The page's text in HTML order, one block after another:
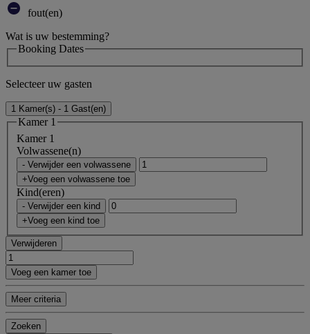
fout(en)
Wat is uw bestemming?
Booking Dates
Selecteer uw gasten
1 Kamer(s) - 1 Gast(en)
Kamer 1
Kamer 1
Volwassene(n)
- Verwijder een volwassene
+Voeg een volwassene toe
Kind(eren)
- Verwijder een kind
+Voeg een kind toe
Verwijderen
Voeg een kamer toe
Meer criteria
Zoeken